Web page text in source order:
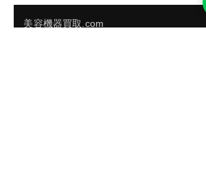
美容機器買取.com